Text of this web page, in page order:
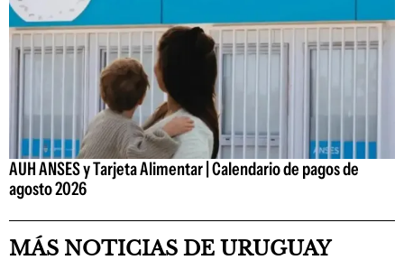
AUH ANSES y Tarjeta Alimentar | Calendario de pagos de
agosto 2026
MÁS NOTICIAS DE URUGUAY